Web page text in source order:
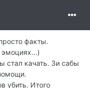
факты.
эмоциях...)
стал качать. 3и сабы
убить. Итого